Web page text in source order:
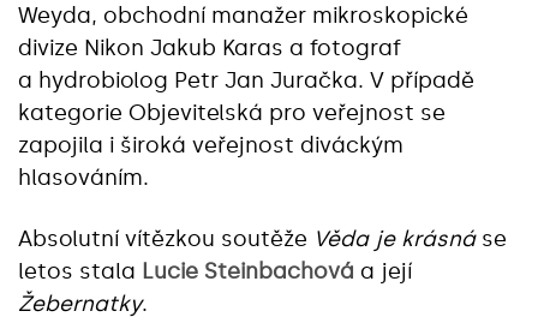
Weyda, obchodní manažer mikroskopické
divize Nikon Jakub Karas a fotograf
a hydrobiolog Petr Jan Juračka. V případě
kategorie Objevitelská pro veřejnost se
zapojila i široká veřejnost diváckým
hlasováním.
Absolutní vítězkou soutěže Věda je krásnáse
letos stala Lucie Steinbachová a její
Žebernatky.